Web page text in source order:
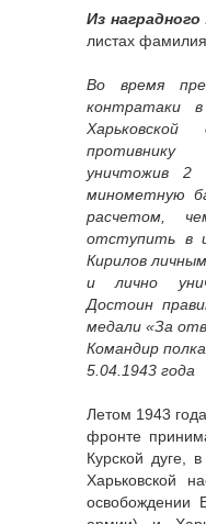
Из
листах
Во время
контратаки
уничтожив 2
минометную
расчетом,
отступить в
Кирилов
и лично
Достоин
медали «За
Командир
5.04.1943 года
Летом 1943
фронте
Курской дуге,
Харьковской
освобождении